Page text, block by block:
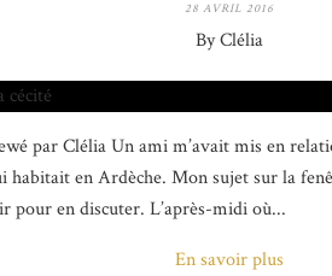
28 AVRIL 2016
By Clélia
par Clélia Un ami m’avait mis en
habitait en Ardèche. Mon sujet sur la
pour en discuter. L’après-midi où...
En savoir plus